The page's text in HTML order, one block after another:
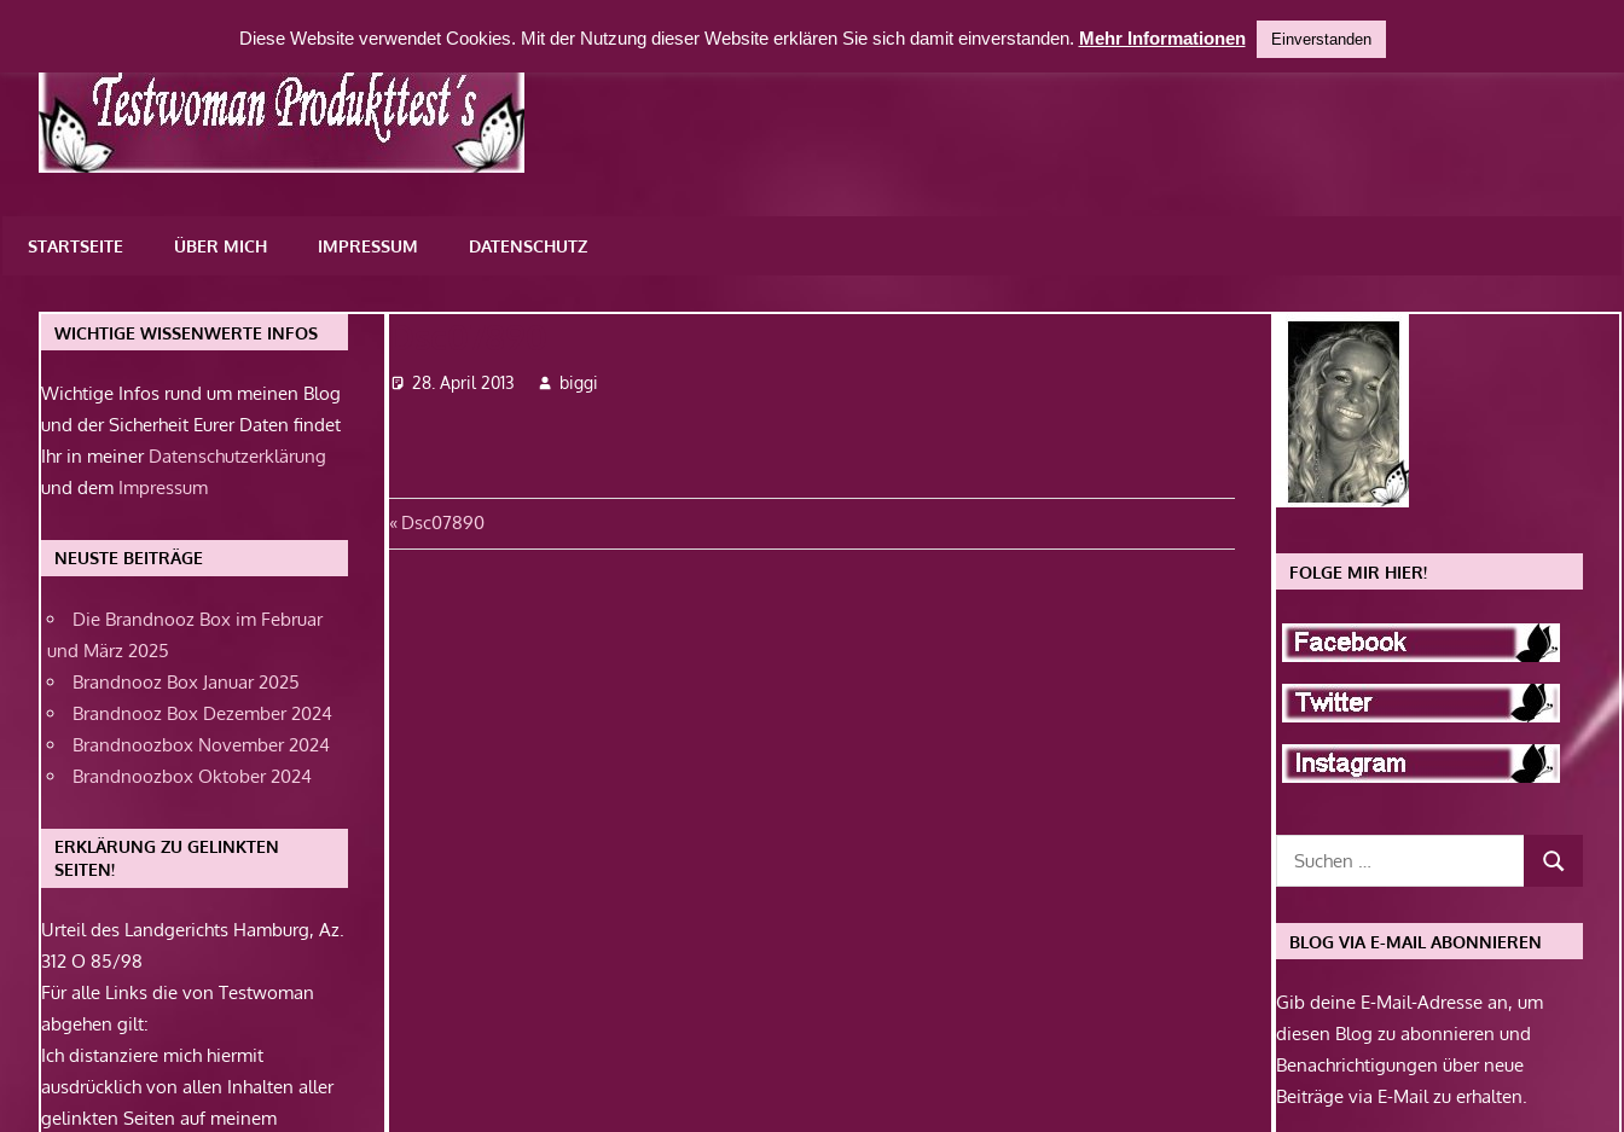
springen
WordPress-
STARTSEITE ÜBER MICH IMPRESSUM DATENSCHUTZ
28. April 2013 biggi
Beitragsnavigation
Vorheriger
Beitrag:
Dsc07890
WICHTIGE WISSENWERTE INFOS
Wichtige Infos rund um meinen Blog
und der Sicherheit Eurer Daten findet
Ihr in meiner Datenschutzerklärung
und dem Impressum
NEUSTE BEITRÄGE
Die Brandnooz Box im Februar
und März 2025
Brandnooz Box Januar 2025
Brandnooz Box Dezember 2024
Brandnoozbox November 2024
Brandnoozbox Oktober 2024
ERKLÄRUNG ZU GELINKTEN
SEITEN!
Urteil des Landgerichts Hamburg, Az.
312 O 85/98
Für alle Links die von Testwoman
abgehen gilt:
Ich distanziere mich hiermit
ausdrücklich von allen Inhalten aller
gelinkten Seiten auf meinem
FOLGE MIR HIER!
BLOG VIA E-MAIL ABONNIEREN
Gib deine E-Mail-Adresse an, um
diesen Blog zu abonnieren und
Benachrichtigungen über neue
Beiträge via E-Mail zu erhalten.
Diese Website verwendet Cookies. Mit der Nutzung dieser Website erklären Sie sich damit einverstanden. Mehr Informationen Einverstanden